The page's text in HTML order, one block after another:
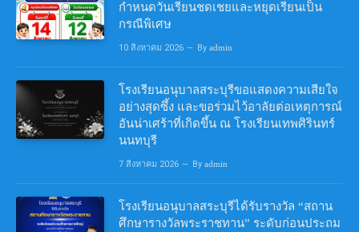
กำหนดวันเรียนชดเชยและหยุดเรียนเป็น
กรณีพิเศษ
10 สิงหาคม 2026 By admin
โรงเรียนอนุบาลสระบุรีขอแสดงความเสียใจ
อย่างสุดซึ้ง และขอร่วมไว้อาลัยต่อเหตุการณ์
อันน่าเศร้าที่เกิดขึ้น ณ โรงเรียนเทพศิรินทร์
นนทบุรี
7 สิงหาคม 2026 By admin
โรงเรียนอนุบาลสระบุรีได้รับรางวัล “สถาน
ศึกษารางวัลพระราชทาน” ระดับก่อนประถม